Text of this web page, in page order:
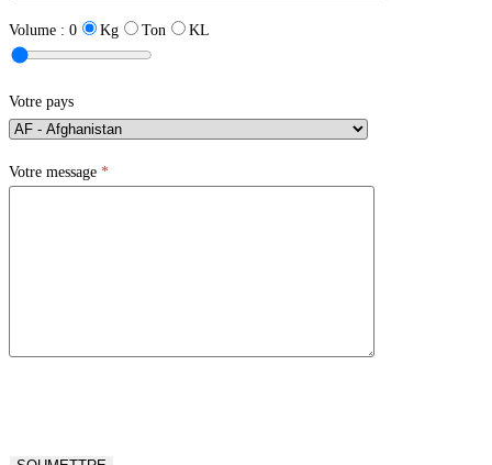
Volume : 0 Kg Ton KL
Votre pays
Votre message *